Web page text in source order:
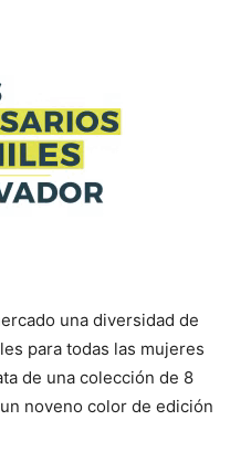
una diversidad de
para todas las mujeres
de una colección de 8
noveno color de edición